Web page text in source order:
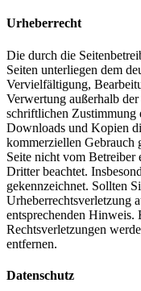
Urheberrecht
Die durch die
Seiten unterliegen dem
Vervielfältigung,
Verwertung außerhalb
schriftlichen Zustimmung
Downloads und Kopien
kommerziellen Gebrauch
Seite nicht vom Betreiber
Dritter beachtet.
gekennzeichnet. Sollten
Urheberrechtsverletzung
entsprechenden
Rechtsverletzungen
entfernen.
Datenschutz